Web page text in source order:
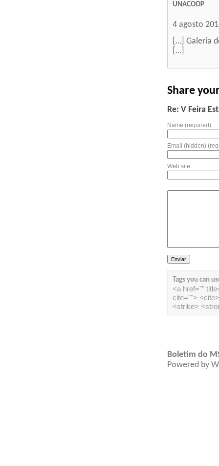
UNACOOP
4 agosto
[…] Galeria
[…]
Share
Re: V Feira
Name (required)
Email (hidden)
Web site
Tags you can
<a href=""
cite="">
<strike>
Boletim do
Powered by